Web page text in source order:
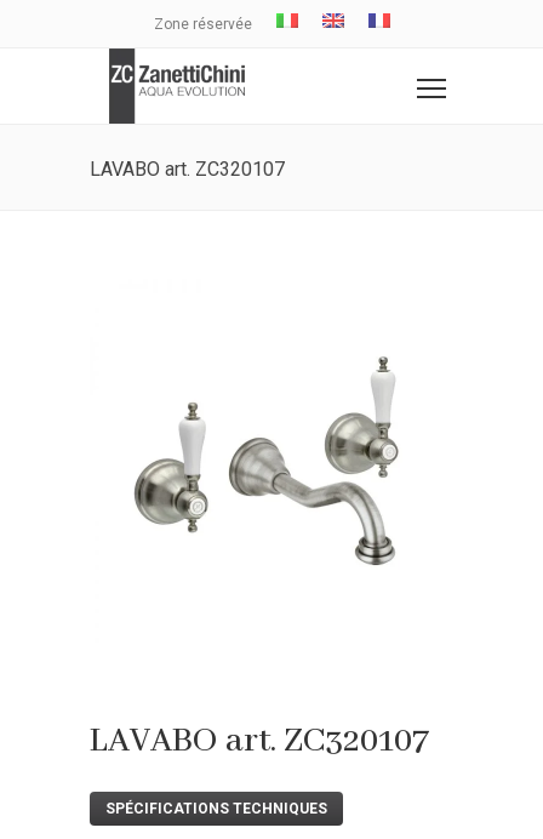
Zone réservée
LAVABO art. ZC320107
LAVABO art. ZC320107
SPÉCIFICATIONS TECHNIQUES